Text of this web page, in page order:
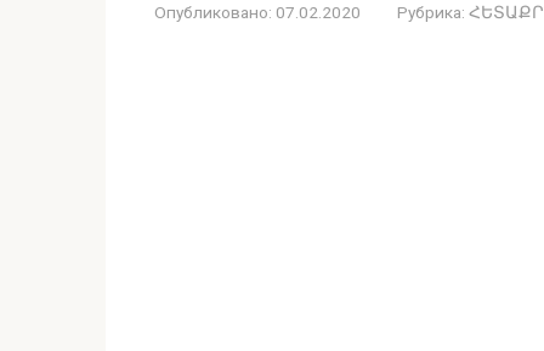
Опубликовано: 07.02.2020 Рубрика: